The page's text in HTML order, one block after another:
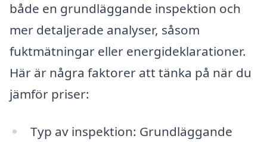
både en grundläggande inspektion och
mer detaljerade analyser, såsom
fuktmätningar eller energideklarationer.
Här är några faktorer att tänka på när du
jämför priser:
Typ av inspektion: Grundläggande